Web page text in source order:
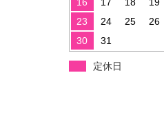
23
24 25 26
30
31
定休日